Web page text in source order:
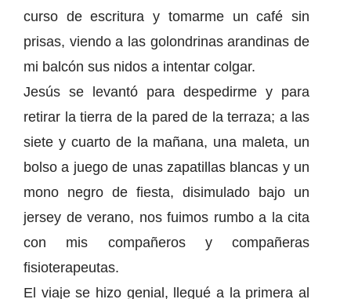
curso de escritura y tomarme un café sin
prisas, viendo a las golondrinas arandinas de
mi balcón sus nidos a intentar colgar.
Jesús se levantó para despedirme y para
retirar la tierra de la pared de la terraza; a las
siete y cuarto de la mañana, una maleta, un
bolso a juego de unas zapatillas blancas y un
mono negro de fiesta, disimulado bajo un
jersey de verano, nos fuimos rumbo a la cita
con mis compañeros y compañeras
fisioterapeutas.
El viaje se hizo genial, llegué a la primera al